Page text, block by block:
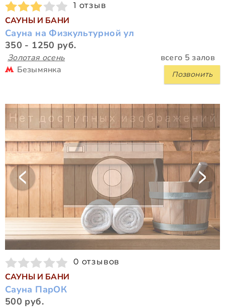
1 отзыв
САУНЫ И БАНИ
Сауна на Физкультурной ул
350 - 1250 руб.
Золотая осень всего 5 залов
Позвонить
Безымянка
0 отзывов
САУНЫ И БАНИ
Сауна ПарОК
500 руб.